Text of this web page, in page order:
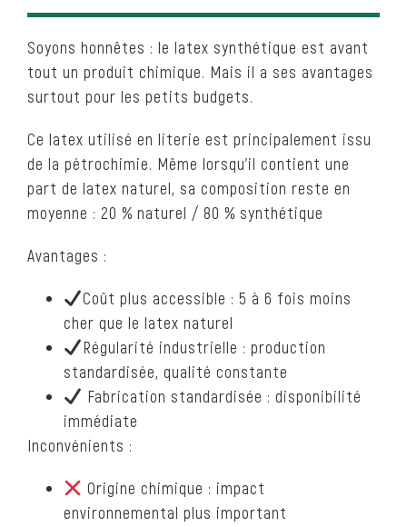
Soyons honnêtes : le latex synthétique est avant
tout un produit chimique. Mais il a ses avantages
surtout pour les petits budgets.
Ce latex utilisé en literie est principalement issu
de la pétrochimie. Même lorsqu’il contient une
part de latex naturel, sa composition reste en
moyenne : 20 % naturel / 80 % synthétique
Avantages :
Coût plus accessible : 5 à 6 fois moins
cher que le latex naturel
Régularité industrielle : production
standardisée, qualité constante
Fabrication standardisée : disponibilité
immédiate
Inconvénients :
Origine chimique : impact
environnemental plus important